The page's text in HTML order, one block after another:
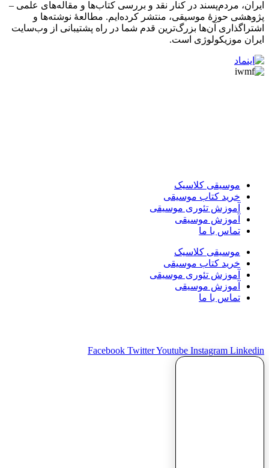
ایران، مردم‌پسند در کنار نقد و بررسی کتاب‌ها و مقاله‌های علمی –
پژوهشی حوزۀ موسیقی، منتشر کرده‌ایم. مطالعۀ نوشته‌ها و
اشتراگذاری آن‌ها بزرگ‌ترین قدم شما در راه پشتیبانی از وب‌سایت
ایران موزیکولوژی است.
موسیقی کلاسیک
خرید کتاب موسیقی
آموزش تئوری موسیقی
آموزش موسیقی
تماس با ما
موسیقی کلاسیک
خرید کتاب موسیقی
آموزش تئوری موسیقی
آموزش موسیقی
تماس با ما
Facebook TwitterYoutube Instagram Linkedin